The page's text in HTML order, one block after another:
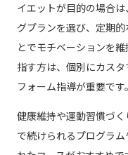
イエットが目的の場合
グプランを選び、定期
とでモチベーションを
指す方は、個別にカス
フォーム指導が重要です。
健康維持や運動習慣づ
で続けられるプログラ